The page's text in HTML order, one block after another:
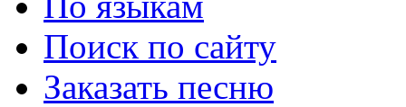
Поиск по сайту
Заказать песню